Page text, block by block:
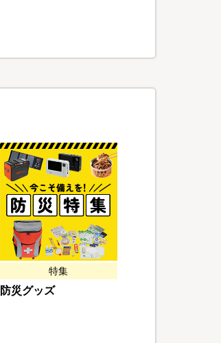
特集
防災グッズ